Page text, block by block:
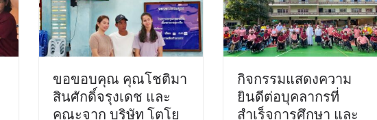
ขอขอบคุณ คุณโชติมา
สินศักดิ์จรุงเดช และ
คณะจาก บริษัท โตโย
กิจกรรมแสดงความ
ยินดีต่อบุคลากรที่
สำเร็จการศึกษา และ